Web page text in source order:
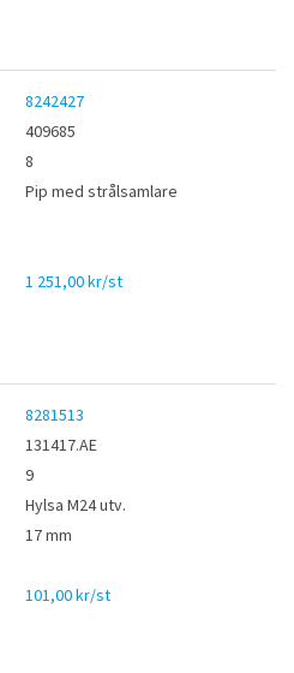
8242427
409685
8
Pip med strålsamlare
1 251,00 kr/st
8281513
131417.AE
9
Hylsa M24 utv.
17 mm
101,00 kr/st